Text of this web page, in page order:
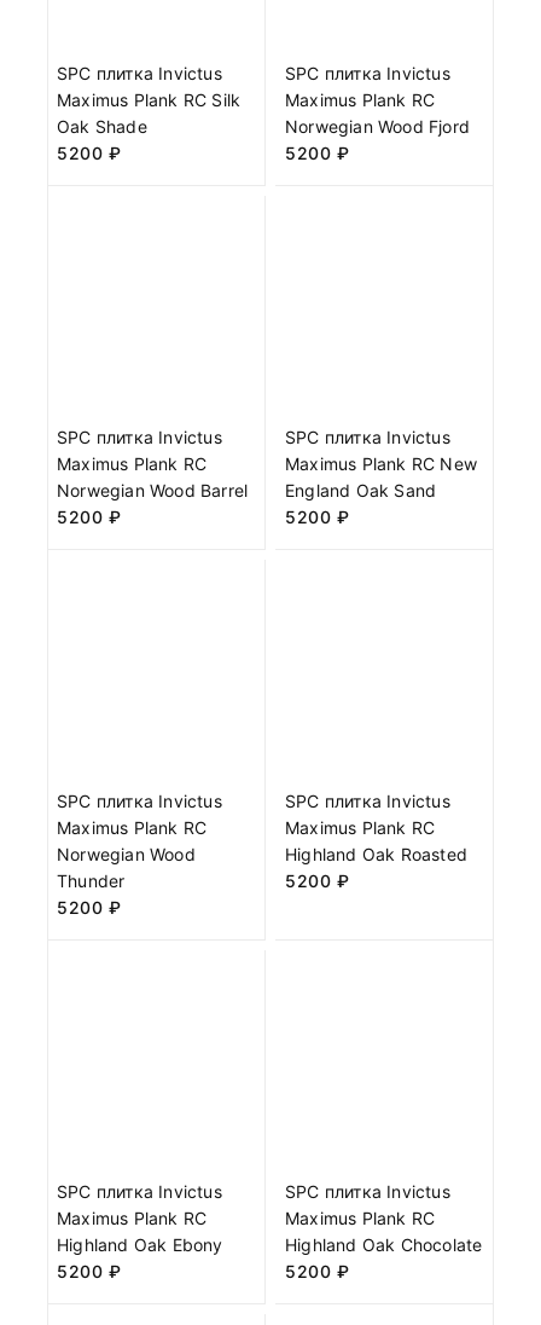
SPC плитка Invictus
Maximus Plank RC Silk
Oak Shade
5200 ₽
SPC плитка Invictus
Maximus Plank RC
Norwegian Wood Fjord
5200 ₽
SPC плитка Invictus
Maximus Plank RC
Norwegian Wood Barrel
5200 ₽
SPC плитка Invictus
Maximus Plank RC New
England Oak Sand
5200 ₽
SPC плитка Invictus
Maximus Plank RC
Norwegian Wood
Thunder
5200 ₽
SPC плитка Invictus
Maximus Plank RC
Highland Oak Roasted
5200 ₽
SPC плитка Invictus
Maximus Plank RC
Highland Oak Ebony
5200 ₽
SPC плитка Invictus
Maximus Plank RC
Highland Oak Chocolate
5200 ₽